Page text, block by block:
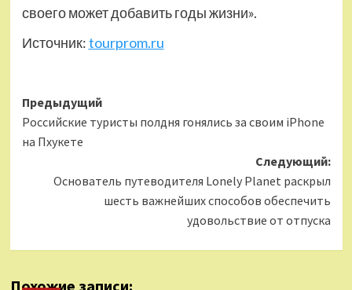
своего может добавить годы жизни».
Источник:tourprom.ru
Навигация
записи
Предыдущий
Российские туристы полдня гонялись за своим iPhone
на Пхукете
Следующий:
Основатель путеводителя Lonely Planet раскрыл
шесть важнейших способов обеспечить
удовольствие от отпуска
Похожие записи: